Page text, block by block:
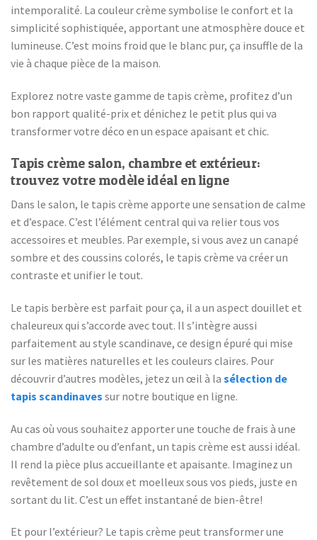
intemporalité. La couleur crème symbolise le confort et la
simplicité sophistiquée, apportant une atmosphère douce et
lumineuse. C’est moins froid que le blanc pur, ça insuffle de la
vie à chaque pièce de la maison.
Explorez notre vaste gamme de tapis crème, profitez d’un
bon rapport qualité-prix et dénichez le petit plus qui va
transformer votre déco en un espace apaisant et chic.
Tapis crème salon, chambre et extérieur:
trouvez votre modèle idéal en ligne
Dans le salon, le tapis crème apporte une sensation de calme
et d’espace. C’est l’élément central qui va relier tous vos
accessoires et meubles. Par exemple, si vous avez un canapé
sombre et des coussins colorés, le tapis crème va créer un
contraste et unifier le tout.
Le tapis berbère est parfait pour ça, il a un aspect douillet et
chaleureux qui s’accorde avec tout. Il s’intègre aussi
parfaitement au style scandinave, ce design épuré qui mise
sur les matières naturelles et les couleurs claires. Pour
découvrir d’autres modèles, jetez un œil à la sélection de
tapis scandinaves sur notre boutique en ligne.
Au cas où vous souhaitez apporter une touche de frais à une
chambre d’adulte ou d’enfant, un tapis crème est aussi idéal.
Il rend la pièce plus accueillante et apaisante. Imaginez un
revêtement de sol doux et moelleux sous vos pieds, juste en
sortant du lit. C’est un effet instantané de bien-être!
Et pour l’extérieur? Le tapis crème peut transformer une